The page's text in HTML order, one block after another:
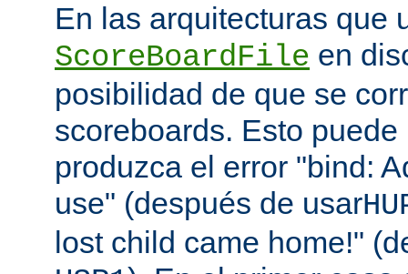
En las arquitecturas que
ScoreBoardFile en
posibilidad de que se
scoreboards. Esto
produzca el error "bind:
use" (después de usar
lost child came home!"